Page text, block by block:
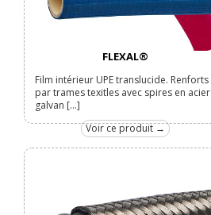
FLEXAL®
Film intérieur UPE translucide. Renforts
par trames texitles avec spires en acier
galvan [...]
Voir ce produit →